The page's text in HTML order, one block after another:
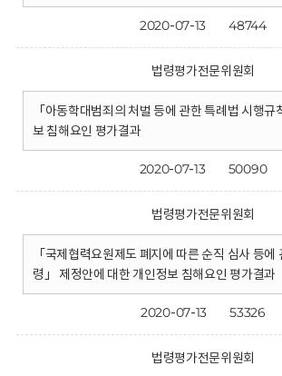
2020-07-13 48744
법령평가전문위원회
「아동학대범죄의 처벌 등에 관한 특례법 시행규
보 침해요인 평가결과
2020-07-13 50090
법령평가전문위원회
「국제협력요원제도 폐지에 따른 순직 심사 등에
령」 제정안에 대한 개인정보 침해요인 평가결과
2020-07-13 53326
법령평가전문위원회